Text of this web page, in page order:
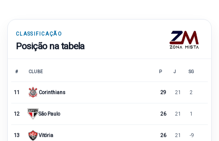
CLASSIFICAÇÃO
Posição na tabela
# CLUBE P J SG
11 Corinthians 29 21 2
12 São Paulo 26 21 1
13 Vitória 26 21 -9